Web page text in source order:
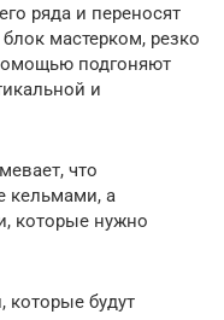
ряда и переносят
мастерком, резко
подгоняют
и
что
кельмами, а
которые нужно
которые будут